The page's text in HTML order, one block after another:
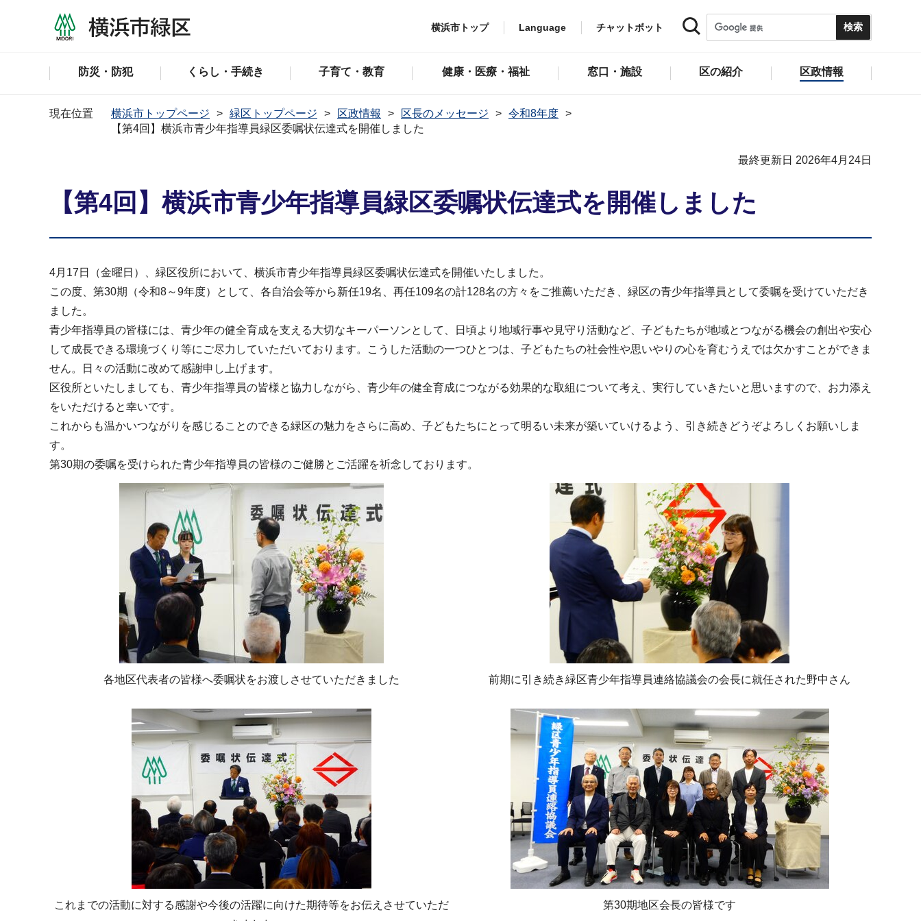
横浜市トップ Language チャットボット
防災・防犯 くらし・手続き 子育て・教育 健康・医療・福祉 窓口・施設 区の紹介 区政情報
現在位置 横浜市トップページ 緑区トップページ 区政情報 区長のメッセージ
令和8年度
【第4回】横浜市青少年指導員緑区委嘱状伝達式を開催しました
最終更新日 2026年4月24日
【第4回】横浜市青少年指導員緑区委嘱状伝達式を開催しました
4月17日（金曜日）、緑区役所において、横浜市青少年指導員緑区委嘱状伝達式を開催いたしました。
この度、第30期（令和8～9年度）として、各自治会等から新任19名、再任109名の計128名の方々をご推薦いただき、緑区の青少年指導員として委嘱を受けていただき
ました。
青少年指導員の皆様には、青少年の健全育成を支える大切なキーパーソンとして、日頃より地域行事や見守り活動など、子どもたちが地域とつながる機会の創出や安心
して成長できる環境づくり等にご尽力していただいております。こうした活動の一つひとつは、子どもたちの社会性や思いやりの心を育むうえでは欠かすことができま
せん。日々の活動に改めて感謝申し上げます。
区役所といたしましても、青少年指導員の皆様と協力しながら、青少年の健全育成につながる効果的な取組について考え、実行していきたいと思いますので、お力添え
をいただけると幸いです。
これからも温かいつながりを感じることのできる緑区の魅力をさらに高め、子どもたちにとって明るい未来が築いていけるよう、引き続きどうぞよろしくお願いしま
す。
第30期の委嘱を受けられた青少年指導員の皆様のご健勝とご活躍を祈念しております。
各地区代表者の皆様へ委嘱状をお渡しさせていただきました 前期に引き続き緑区青少年指導員連絡協議会の会長に就任された野中さん
これまでの活動に対する感謝や今後の活躍に向けた期待等をお伝えさせていただ
第30期地区会長の皆様です